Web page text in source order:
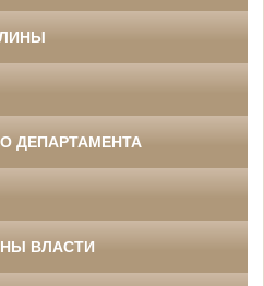
ДЕПАРТАМЕНТА
ВЛАСТИ